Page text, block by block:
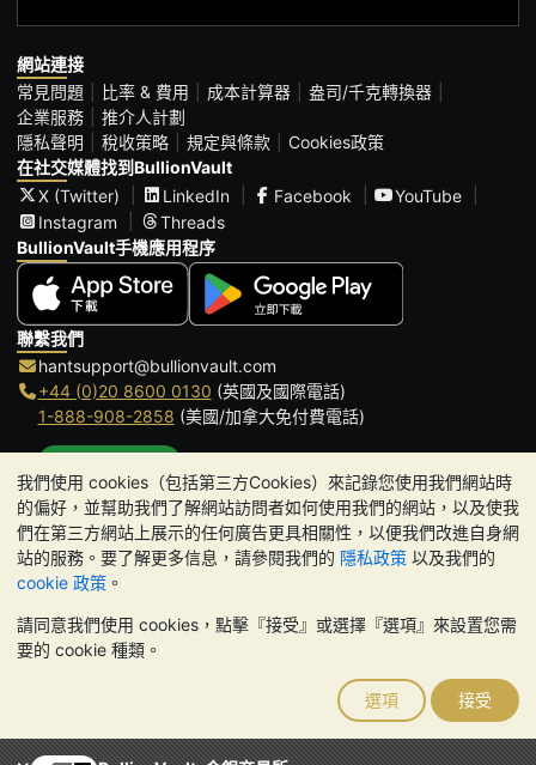
我們使用 cookies（包括第三方Cookies）來記錄您使用我們網站時
的偏好，並幫助我們了解網站訪問者如何使用我們的網站，以及使我
們在第三方網站上展示的任何廣告更具相關性，以便我們改進自身網
站的服務。要了解更多信息，請參閱我們的 隱私政策 以及我們的
cookie 政策 。
請同意我們使用 cookies，點擊『接受』或選擇『選項』來設置您需
要的 cookie 種類。
選項 接受
網站連接
常見問題
比率 & 費用 成本計算器
盎司/千克轉換器
企業服務
推介人計劃
隱私聲明
稅收策略 規定與條款
Cookies政策
在社交媒體找到BullionVault
X (Twitter)
LinkedIn Facebook
YouTube
Instagram
Threads
BullionVault手機應用程序
聯繫我們
hantsupport@bullionvault.com
+44 (0)20 8600 0130 (英國及國際電話)
1-888-908-2858 (美國/加拿大免付費電話)
辦公時間:
9am to 8:30pm (英國時間), 周一至周五
Galmarley Ltd T/A BullionVault
3 Shortlands (7th Floor)
London
W6 8DA
貴金屬的價值可能下跌也可能上漲。歷史趨勢不能保證未來
的價格走勢。BullionVault 網站及其任何通訊中的任何內容均不構成
投資建議。您應該考慮尋求專業建議，以確定投資並持有金條是否適